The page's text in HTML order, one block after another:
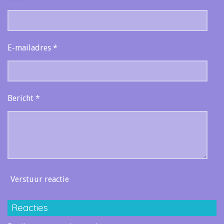
E-mailadres *
Bericht *
Verstuur reactie
Reacties